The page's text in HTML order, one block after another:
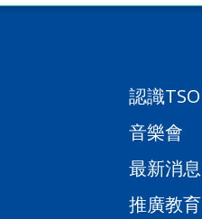
認識TSO
音樂會
最新消息
推廣教育